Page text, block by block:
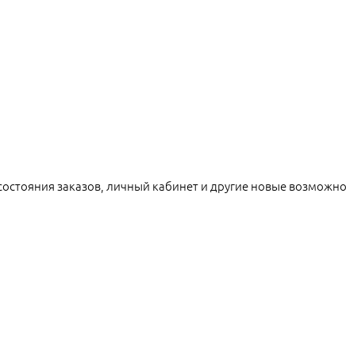
заказов, личный кабинет и другие новые